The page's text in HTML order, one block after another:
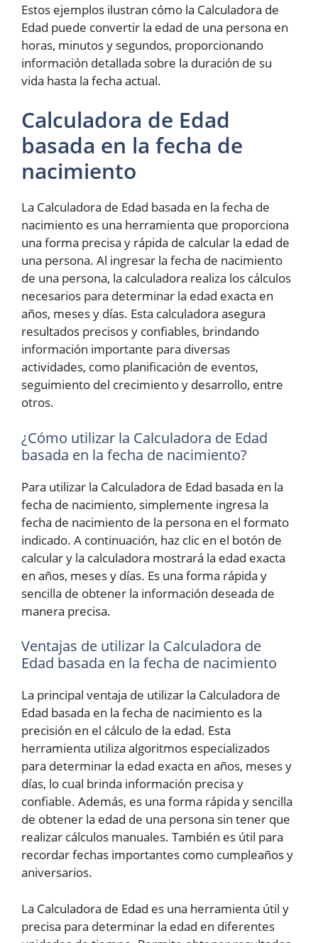
Estos ejemplos ilustran cómo la Calculadora de
Edad puede convertir la edad de una persona en
horas, minutos y segundos, proporcionando
información detallada sobre la duración de su
vida hasta la fecha actual.
Calculadora de Edad
basada en la fecha de
nacimiento
La Calculadora de Edad basada en la fecha de
nacimiento es una herramienta que proporciona
una forma precisa y rápida de calcular la edad de
una persona. Al ingresar la fecha de nacimiento
de una persona, la calculadora realiza los cálculos
necesarios para determinar la edad exacta en
años, meses y días. Esta calculadora asegura
resultados precisos y confiables, brindando
información importante para diversas
actividades, como planificación de eventos,
seguimiento del crecimiento y desarrollo, entre
otros.
¿Cómo utilizar la Calculadora de Edad
basada en la fecha de nacimiento?
Para utilizar la Calculadora de Edad basada en la
fecha de nacimiento, simplemente ingresa la
fecha de nacimiento de la persona en el formato
indicado. A continuación, haz clic en el botón de
calcular y la calculadora mostrará la edad exacta
en años, meses y días. Es una forma rápida y
sencilla de obtener la información deseada de
manera precisa.
Ventajas de utilizar la Calculadora de
Edad basada en la fecha de nacimiento
La principal ventaja de utilizar la Calculadora de
Edad basada en la fecha de nacimiento es la
precisión en el cálculo de la edad. Esta
herramienta utiliza algoritmos especializados
para determinar la edad exacta en años, meses y
días, lo cual brinda información precisa y
confiable. Además, es una forma rápida y sencilla
de obtener la edad de una persona sin tener que
realizar cálculos manuales. También es útil para
recordar fechas importantes como cumpleaños y
aniversarios.
La Calculadora de Edad es una herramienta útil y
precisa para determinar la edad en diferentes